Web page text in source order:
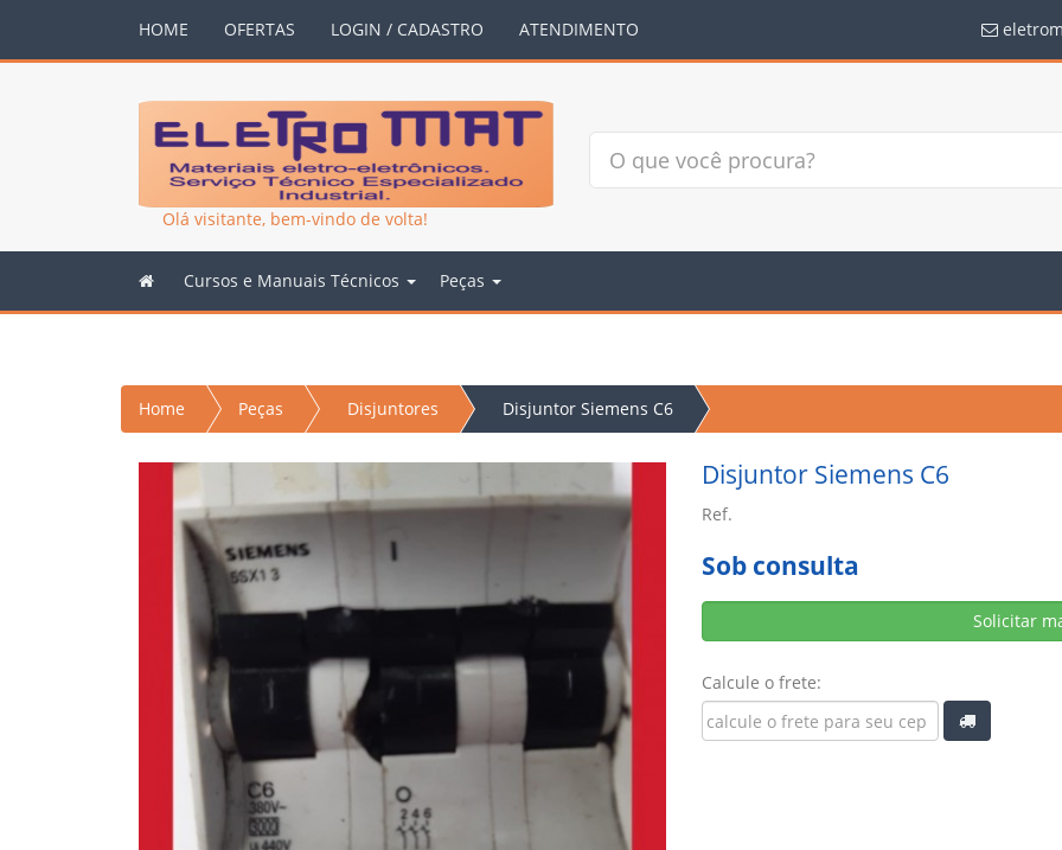
HOME OFERTAS LOGIN / CADASTRO ATENDIMENTO
Olá visitante, bem-vindo de volta!
Cursos e Manuais Técnicos Peças
Home Peças Disjuntores Disjuntor Siemens C6
Disjuntor Siemens C6
Ref.
Sob consulta
Solicitar
Calcule o frete: